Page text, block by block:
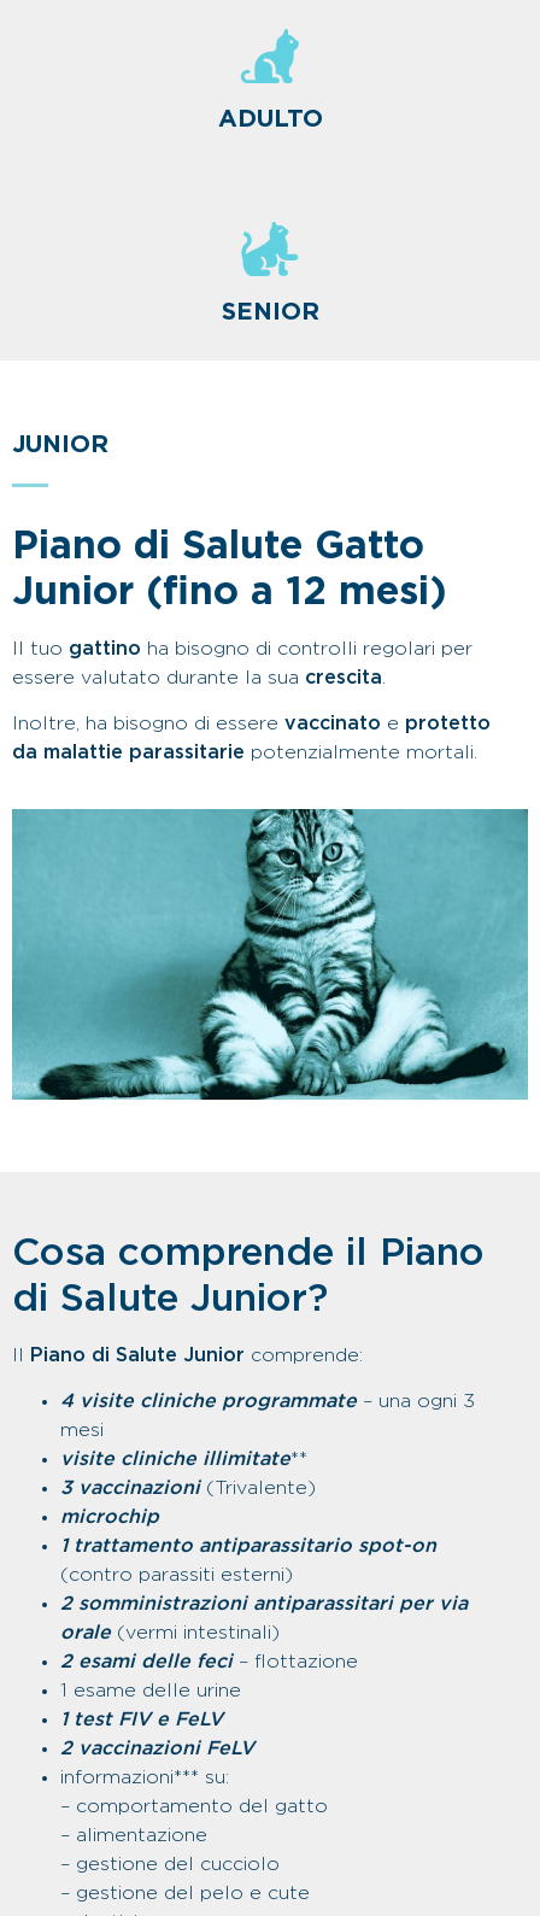
ADULTO
SENIOR
JUNIOR
Piano di Salute Gatto
Junior (fino a 12 mesi)
Il tuo gattino ha bisogno di controlli regolari per
essere valutato durante la sua crescita
Inoltre, ha bisogno di essere vaccinato e protetto
da malattie parassitarie potenzialmente mortali.
Cosa comprende il Piano
di Salute Junior?
Il Piano di Salute Junior comprende:
4 visite cliniche programmate– una ogni 3
mesi
visite cliniche illimitate**
3 vaccinazioni(Trivalente)
microchip
1 trattamento antiparassitario spot-on
(contro parassiti esterni)
2 somministrazioni antiparassitari per via
orale(vermi intestinali)
2 esami delle feci– flottazione
1 esame delle urine
1 test FIV e FeLV
2 vaccinazioni FeLV
informazioni*** su:
– comportamento del gatto
– alimentazione
– gestione del cucciolo
– gestione del pelo e cute